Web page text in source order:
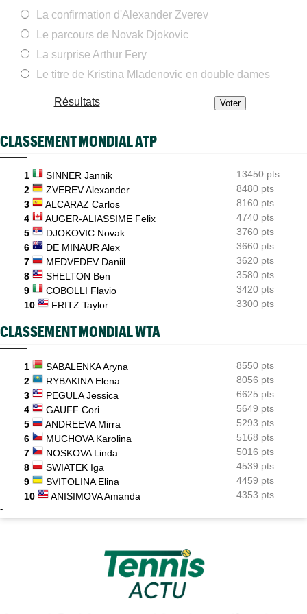
Toutes vos vidéos à retrouver sur Tennis Actu TV
Haddad Maia en pause jusqu'en 2027, João Fonseca prend sa
WTA - Toronto
finale
08:40
Tennis Actu
Abonnement 9,99€ et pour 1 an, Tennis Actu sans pub et sans
pop up
La confirmation d'Alexander Zverev
Le parcours de Novak Djokovic
La surprise Arthur Fery
Le titre de Kristina Mladenovic en double dames
Résultats
CLASSEMENT MONDIAL ATP
1 SINNER Jannik
13450 pts
2
ZVEREV Alexander
8480 pts
3
ALCARAZ Carlos
8160 pts
4
AUGER-ALIASSIME Felix
4740 pts
5
DJOKOVIC Novak
3760 pts
6
DE MINAUR Alex
3660 pts
7
MEDVEDEV Daniil
3620 pts
8
SHELTON Ben
3580 pts
9
COBOLLI Flavio
3420 pts
10
FRITZ Taylor 3300 pts
CLASSEMENT MONDIAL WTA
1 SABALENKA Aryna
8550 pts
2
RYBAKINA Elena
8056 pts
3
PEGULA Jessica
6625 pts
4
GAUFF Cori
5649 pts
5
ANDREEVA Mirra
5293 pts
6
MUCHOVA Karolina
5168 pts
7
NOSKOVA Linda
5016 pts
8
SWIATEK Iga
4539 pts
9
SVITOLINA Elina
4459 pts
10
ANISIMOVA Amanda 4353 pts
-